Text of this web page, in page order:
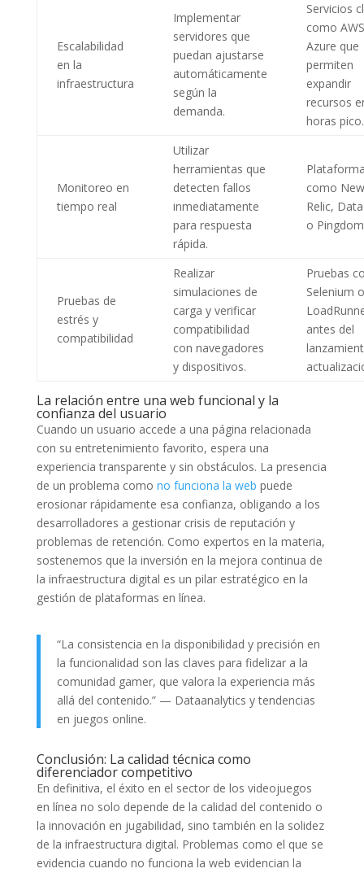
Escalabilidad
en la
infraestructura
Implementar
servidores que
puedan ajustarse
automáticamente
según la
demanda.
Servicios
como
Azure que
permiten
expandir
recursos
horas pico.
Monitoreo en
tiempo real
Utilizar
herramientas que
detecten fallos
inmediatamente
para respuesta
rápida.
como New
Relic,
o
Pruebas de
estrés y
compatibilidad
Realizar
simulaciones de
carga y verificar
compatibilidad
con navegadores
y dispositivos.
Pruebas
Selenium o
antes del
La relación entre una web funcional y la
confianza del usuario
Cuando un usuario accede a una página relacionada
con su entretenimiento favorito, espera una
experiencia transparente y sin obstáculos. La presencia
de un problema como no funciona la web puede
erosionar rápidamente esa confianza, obligando a los
desarrolladores a gestionar crisis de reputación y
problemas de retención. Como expertos en la materia,
sostenemos que la inversión en la mejora continua de
la infraestructura digital es un pilar estratégico en la
gestión de plataformas en línea.
“La consistencia en la disponibilidad y precisión en
la funcionalidad son las claves para fidelizar a la
comunidad gamer, que valora la experiencia más
allá del contenido.” — Dataanalytics y tendencias
en juegos online.
Conclusión: La calidad técnica como
diferenciador competitivo
En definitiva, el éxito en el sector de los videojuegos
en línea no solo depende de la calidad del contenido o
la innovación en jugabilidad, sino también en la solidez
de la infraestructura digital. Problemas como el que se
evidencia cuando no funciona la web evidencian la